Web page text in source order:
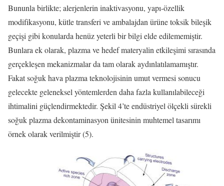
Bununla birlikte; alerjenlerin inaktivasyonu, yapı-özellik
modifikasyonu, kütle transferi ve ambalajdan ürüne toksik bileşik
geçişi gibi konularda henüz yeterli bir bilgi elde edilememiştir.
Bunlara ek olarak, plazma ve hedef materyalin etkileşimi sırasında
gerçekleşen mekanizmalar da tam olarak aydınlatılamamıştır.
Fakat soğuk hava plazma teknolojisinin umut vermesi sonucu
gelecekte geleneksel yöntemlerden daha fazla kullanılabileceği
ihtimalini güçlendirmektedir. Şekil 4’te endüstriyel ölçekli sürekli
soğuk plazma dekontaminasyon ünitesinin muhtemel tasarımı
örnek olarak verilmiştir (5).